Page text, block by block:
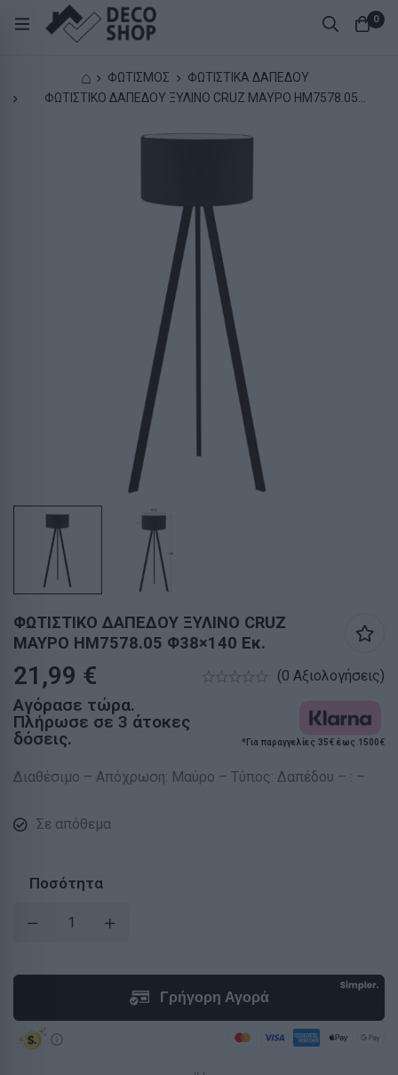
0
⌂ ΦΩΤΙΣΜΟΣ
ΦΩΤΙΣΤΙΚΑ ΔΑΠΕΔΟΥ
ΦΩΤΙΣΤΙΚΟ ΔΑΠΕΔΟΥ ΞΥΛΙΝΟ CRUZ ΜΑΥΡΟ HM7578.05
ΦΩΤΙΣΤΙΚΟ ΔΑΠΕΔΟΥ ΞΥΛΙΝΟ CRUZ
ΜΑΥΡΟ HM7578.05 Φ38×140 Εκ.
21,99 € (0 Αξιολογήσεις)
Αγόρασε τώρα.
Πλήρωσε σε 3 άτοκες
δόσεις.
*Για παραγγελίες 35€ έως 1500€
Διαθέσιμο – Απόχρωση: Μαύρο – Τύπος: Δαπέδου – : –
Σε απόθεμα
Ποσότητα